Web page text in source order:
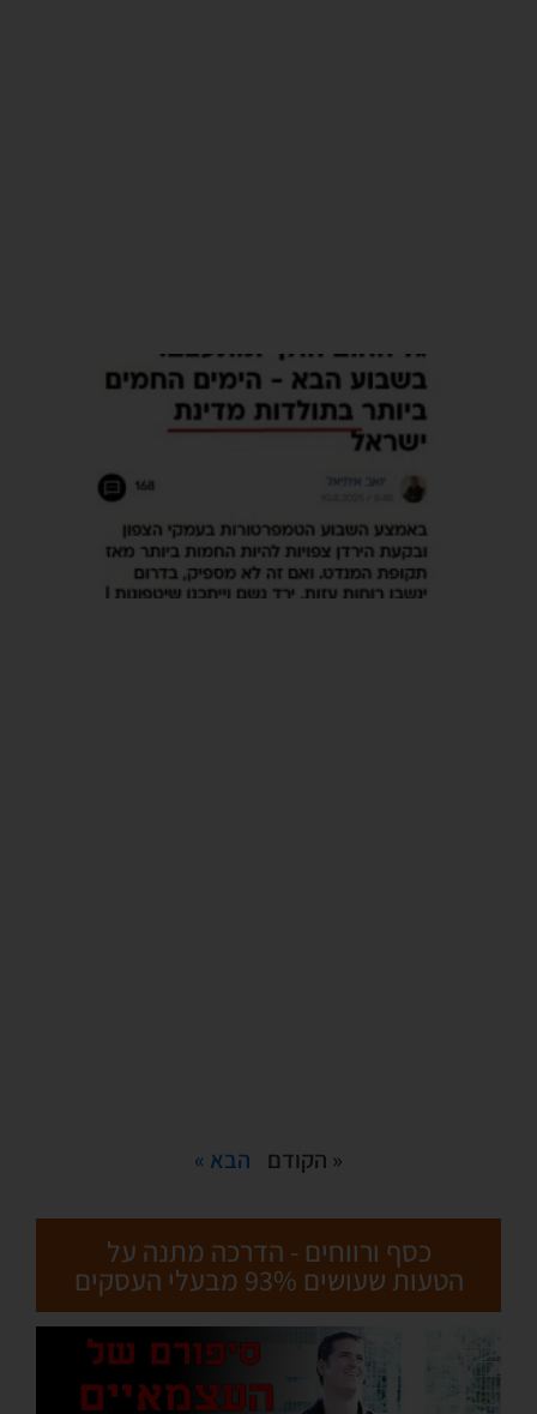
« הקודם הבא »
כסף ורווחים - הדרכה מתנה על
הטעות שעושים 93% מבעלי העסקים